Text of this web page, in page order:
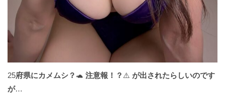
25府県にカメムシ？ 🐢 注意報！？ ⚠️ が出されたらしいのです
が…